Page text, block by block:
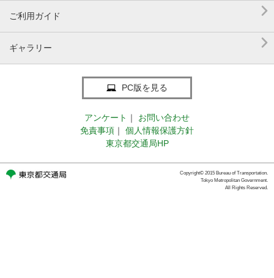
ご利用ガイド 
ギャラリー 
PC版を見る
アンケート ｜
お問い合わせ
免責事項 ｜
個人情報保護方針
東京都交通局HP
Copyright© 2015 Bureau of Transportation.
Tokyo Metropolitan Government.
All Rights Reserved.